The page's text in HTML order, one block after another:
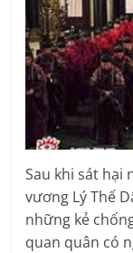
Sau khi sát hại
vương Lý Thế
những kẻ
quan quân có